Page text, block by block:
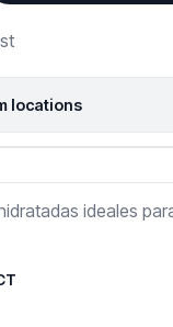
locations
ideales